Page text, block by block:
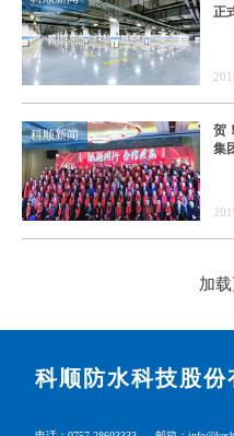
正
科顺新闻
贺
集
加
科顺防水科技股份